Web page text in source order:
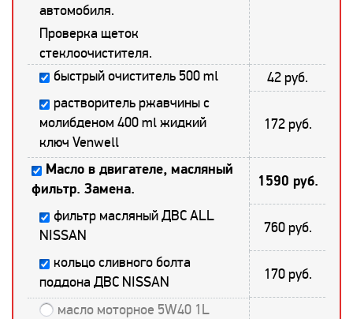
автомобиля.
Проверка щеток
стеклоочистителя.
быстрый очиститель 500 ml
42 руб.
растворитель ржавчины с
молибденом 400 ml жидкий
ключ Venwell
172 руб.
Масло в двигателе, масляный
фильтр. Замена.
1590 руб.
фильтр масляный ДВС ALL
NISSAN
760 руб.
кольцо сливного болта
поддона ДВС NISSAN
170 руб.
масло моторное 5W40 1L